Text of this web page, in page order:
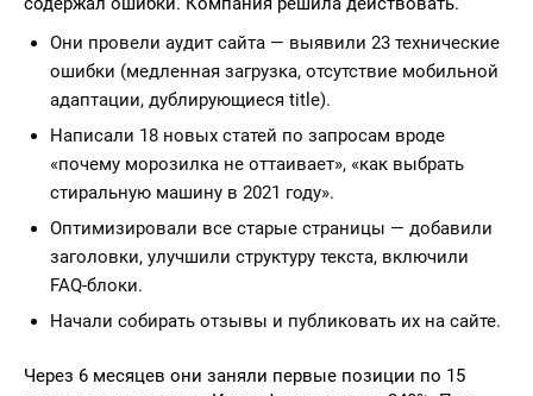
Они провели аудит сайта — выявили 23 технические
ошибки (медленная загрузка, отсутствие мобильной
адаптации, дублирующиеся title).
Написали 18 новых статей по запросам вроде
«почему морозилка не оттаивает», «как выбрать
стиральную машину в 2021 году».
Оптимизировали все старые страницы — добавили
заголовки, улучшили структуру текста, включили
FAQ-блоки.
Начали собирать отзывы и публиковать их на сайте.
Через 6 месяцев они заняли первые позиции по 15